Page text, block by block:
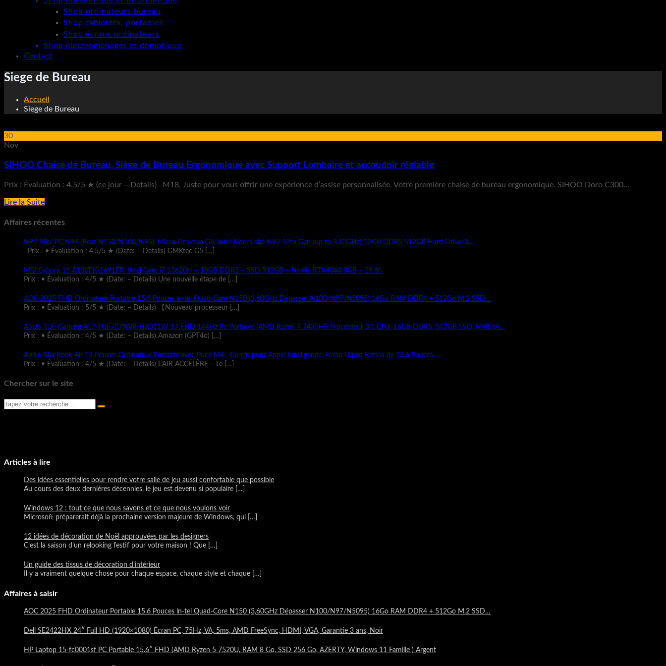
Shop ordinateurs bureau
Shop tablettes, portables
Shop écrans ordinateurs
Shop électroménager et domotique
Contact
Siege de Bureau
Accueil
Siege de Bureau
30
Nov
SIHOO Chaise de Bureau, Siège de Bureau Ergonomique avec Support Lombaire et accoudoir réglable
Prix : Évaluation : 4.5/5 ★ (ce jour – Details) M18, Juste pour vous offrir une expérience d’assise personnalisée. Votre première chaise de bureau ergonomique. SIHOO Doro C300...
Lire la Suite
Affaires récentes
N97 Mini PC N97 (Beat N150/N100/N95), Micro Desktop G5, Intel Alder Lake N97 12th Gen (up to 3.60GHz) 12GB DDR5 512GB Hard Drive/T…
Prix : • Évaluation : 4.5/5 ★ (Date: – Details) GMKtec G5
[…]
MSI Cyborg 15 A13VFK-1691FR: Intel Core i7 13620H – 16GB DDR5 – SSD 512GB – Nvidia RTX4060 8GB – 15.6̸…
Prix : • Évaluation : 4/5 ★ (Date: – Details) Une nouvelle étape de
[…]
AOC 2025 FHD Ordinateur Portable 15.6 Pouces ln-tel Quad-Core N150 (3,60GHz Dépasser N100/N97/N5095) 16Go RAM DDR4 + 512Go M.2 SSD…
Prix : • Évaluation : 5/5 ★ (Date: – Details) 【Nouveau processeur
[…]
ASUS TUF Gaming A17-TUF707NVR-HX011W 17 FHD 144Hz Pc Portable (AMD Ryzen 7 7435HS Processeur 3.1 GHz, 16GB DDR5, 512GB SSD, NVIDIA…
Prix : • Évaluation : 4/5 ★ (Date: – Details) Amazon (GPT4o)
[…]
Apple MacBook Air 13 Pouces Ordinateur Portable avec Puce M4 : Conçu pour Apple Intelligence, Écran Liquid Retina de 13,6 Pouces, …
Prix : • Évaluation : 4/5 ★ (Date: – Details) L’AIR ACCÉLÈRE – Le
[…]
Chercher sur le site
Articles à lire
Des idées essentielles pour rendre votre salle de jeu aussi confortable que possible
Au cours des deux dernières décennies, le jeu est devenu si populaire
[…]
Windows 12 : tout ce que nous savons et ce que nous voulons voir
Microsoft préparerait déjà la prochaine version majeure de Windows, qui
[…]
12 idées de décoration de Noël approuvées par les designers
C’est la saison d’un relooking festif pour votre maison ! Que
[…]
Un guide des tissus de décoration d’intérieur
Il y a vraiment quelque chose pour chaque espace, chaque style et chaque
[…]
Affaires à saisir
AOC 2025 FHD Ordinateur Portable 15.6 Pouces ln-tel Quad-Core N150 (3,60GHz Dépasser N100/N97/N5095) 16Go RAM DDR4 + 512Go M.2 SSD…
Dell SE2422HX 24″ Full HD (1920×1080) Écran PC, 75Hz, VA, 5ms, AMD FreeSync, HDMI, VGA, Garantie 3 ans, Noir
HP Laptop 15-fc0001sf PC Portable 15.6″ FHD (AMD Ryzen 5 7520U, RAM 8 Go, SSD 256 Go, AZERTY, Windows 11 Famille ) Argent